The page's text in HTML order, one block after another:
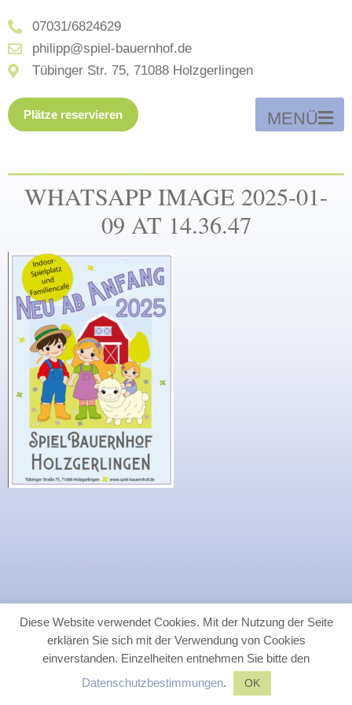
07031/6824629
philipp@spiel-bauernhof.de
Tübinger Str. 75, 71088 Holzgerlingen
Plätze reservieren MENÜ
WHATSAPP IMAGE 2025-01-
09 AT 14.36.47
Diese Website verwendet Cookies. Mit der Nutzung der Seite
erklären Sie sich mit der Verwendung von Cookies
einverstanden. Einzelheiten entnehmen Sie bitte den
Datenschutzbestimmungen. OK